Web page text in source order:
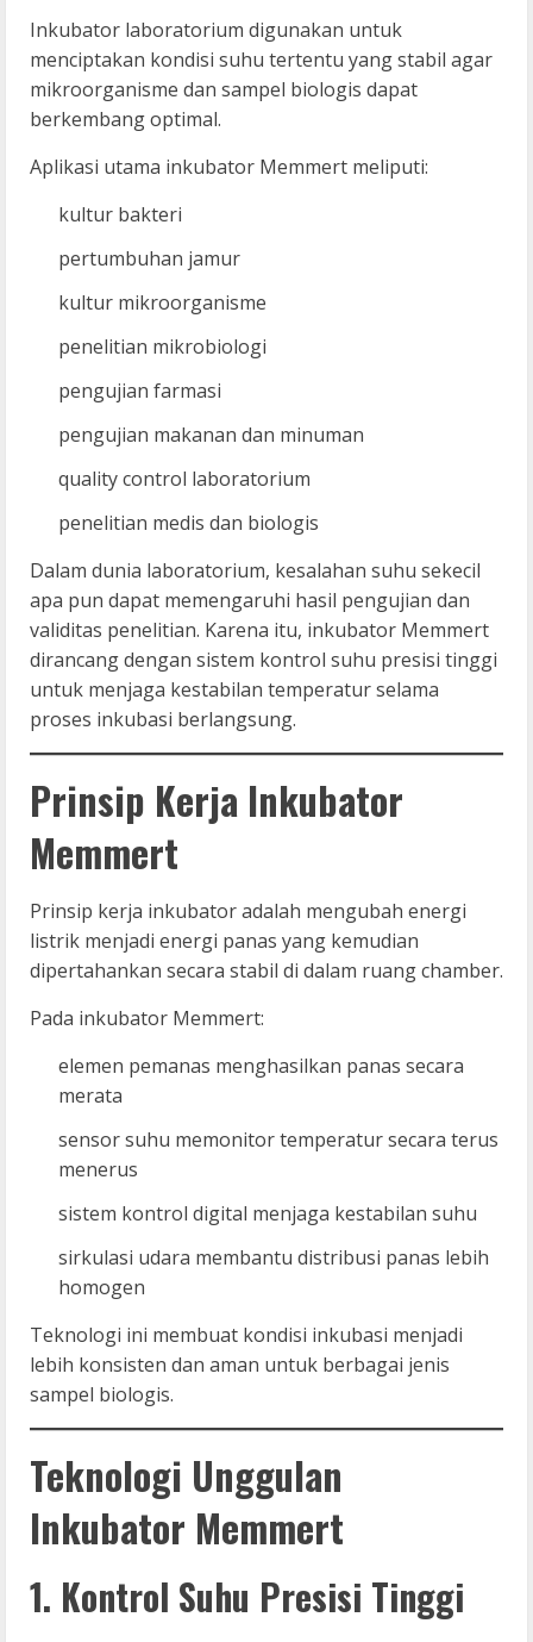
Inkubator laboratorium digunakan untuk
menciptakan kondisi suhu tertentu yang stabil agar
mikroorganisme dan sampel biologis dapat
berkembang optimal.
Aplikasi utama inkubator Memmert meliputi:
kultur bakteri
pertumbuhan jamur
kultur mikroorganisme
penelitian mikrobiologi
pengujian farmasi
pengujian makanan dan minuman
quality control laboratorium
penelitian medis dan biologis
Dalam dunia laboratorium, kesalahan suhu sekecil
apa pun dapat memengaruhi hasil pengujian dan
validitas penelitian. Karena itu, inkubator Memmert
dirancang dengan sistem kontrol suhu presisi tinggi
untuk menjaga kestabilan temperatur selama
proses inkubasi berlangsung.
Prinsip Kerja Inkubator
Memmert
Prinsip kerja inkubator adalah mengubah energi
listrik menjadi energi panas yang kemudian
dipertahankan secara stabil di dalam ruang chamber.
Pada inkubator Memmert:
elemen pemanas menghasilkan panas secara
merata
sensor suhu memonitor temperatur secara terus
menerus
sistem kontrol digital menjaga kestabilan suhu
sirkulasi udara membantu distribusi panas lebih
homogen
Teknologi ini membuat kondisi inkubasi menjadi
lebih konsisten dan aman untuk berbagai jenis
sampel biologis.
Teknologi Unggulan
Inkubator Memmert
1. Kontrol Suhu Presisi Tinggi